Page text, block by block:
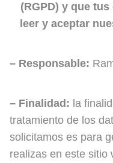
(RGPD) y que
leer y aceptar
– Responsable:
– Finalidad: la
tratamiento de los
solicitamos es para
realizas en este sitio